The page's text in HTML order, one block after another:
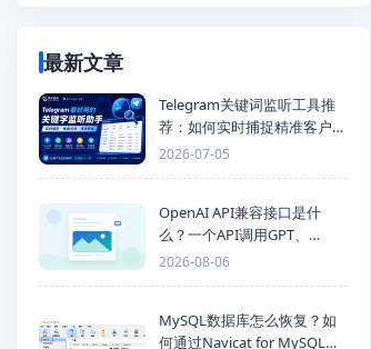
最新文章
Telegram关键词监听工具推
荐：如何实时捕捉精准客户，
提高获客效率？
2026-07-05
OpenAI API兼容接口是什
么？一个API调用GPT、
Claude、Gemini、DeepSeek
2026-08-06
MySQL数据库怎么恢复？如
何通过Navicat for MySQL导